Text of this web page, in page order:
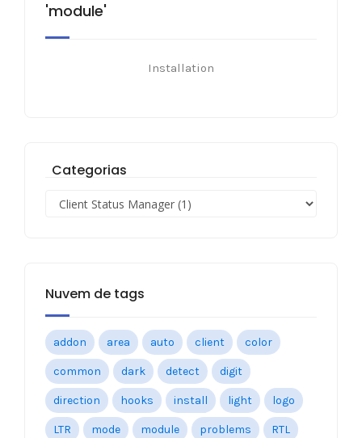
Categorias
Nuvem de tags
addon area auto client color
common dark detect digit
direction hooks install light logo
LTR mode module problems RTL
'module'
Installation